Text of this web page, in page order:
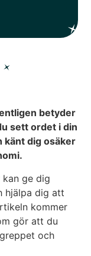
betyder
sett ordet i din
känt dig osäker
ge dig
hjälpa dig att
kommer
gör att du
och